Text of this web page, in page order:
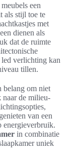
een
als stijl toe te
met
dienen als
dat de ruimte
verlichting kan
tillen.
belang om niet
naar de milieu-
van een
energieverbruik.
in combinatie
uniek